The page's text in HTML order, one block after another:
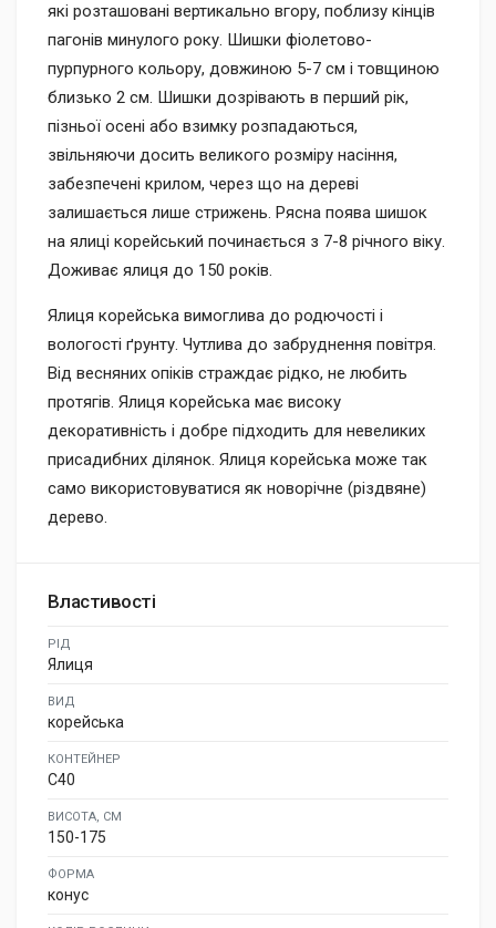
які розташовані вертикально вгору, поблизу кінців
пагонів минулого року. Шишки фіолетово-
пурпурного кольору, довжиною 5-7 см і товщиною
близько 2 см. Шишки дозрівають в перший рік,
пізньої осені або взимку розпадаються,
звільняючи досить великого розміру насіння,
забезпечені крилом, через що на дереві
залишається лише стрижень. Рясна поява шишок
на ялиці корейський починається з 7-8 річного віку.
Доживає ялиця до 150 років.
Ялиця корейська вимоглива до родючості і
вологості ґрунту. Чутлива до забруднення повітря.
Від весняних опіків страждає рідко, не любить
протягів. Ялиця корейська має високу
декоративність і добре підходить для невеликих
присадибних ділянок. Ялиця корейська може так
само використовуватися як новорічне (різдвяне)
дерево.
Властивості
РІД
Ялиця
ВИД
корейська
КОНТЕЙНЕР
C40
ВИСОТА, СМ
150-175
ФОРМА
конус